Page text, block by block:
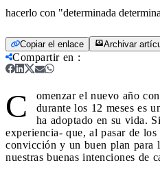
hacerlo con "determinada
Copiar el enlace Archivar
Compartir en :
C
omenzar el nuevo año
durante los 12 meses es
ha adoptado en su vida.
experiencia- que, al pasar de
convicción y un buen plan para
nuestras buenas intenciones de